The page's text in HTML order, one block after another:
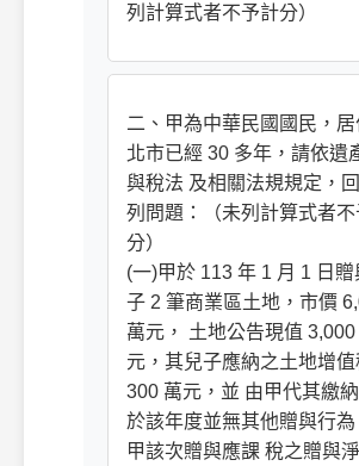
列計算式者不予計分）
二、甲為中華民國國民，居
北市已經 30 多年，請依遺
與稅法 及相關法規規定，
列問題：（未列計算式者
分）
(一)甲於 113 年 1 月 1 日贈
子 2 筆商業區土地，市價
萬元， 土地公告現值 3,000
元，其兒子應納之土地增值
300 萬元，並 由甲代其繳
於該年度並無其他贈與行為
甲該次贈與應課 稅之贈與